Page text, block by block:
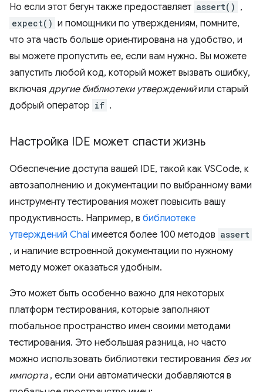
Но если этот бегун также предоставляет assert() ,
expect() и помощники по утверждениям, помните,
что эта часть больше ориентирована на удобство, и
вы можете пропустить ее, если вам нужно. Вы можете
запустить любой код, который может вызвать ошибку,
включая другие библиотеки утвержденийили старый
добрый оператор if .
Настройка IDE может спасти жизнь
Обеспечение доступа вашей IDE, такой как VSCode, к
автозаполнению и документации по выбранному вами
инструменту тестирования может повысить вашу
продуктивность. Например, в библиотеке
утверждений Chai имеется более 100 методов assert
, и наличие встроенной документации по нужному
методу может оказаться удобным.
Это может быть особенно важно для некоторых
платформ тестирования, которые заполняют
глобальное пространство имен своими методами
тестирования. Это небольшая разница, но часто
можно использовать библиотеки тестирования без их
импорта, если они автоматически добавляются в